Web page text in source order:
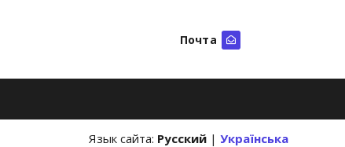
Почта
Язык сайта: Русский | Українська